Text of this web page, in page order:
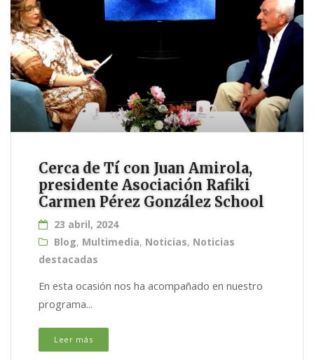
Cerca de Tí con Juan Amirola,
presidente Asociación Rafiki
Carmen Pérez González School
23 abril, 2024
Blog, Multimedia, Noticias, Noticias
destacadas
En esta ocasión nos ha acompañado en nuestro
programa...
Leer más